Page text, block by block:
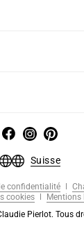
Suisse
confidentialité
cookies
Mentions
Pierlot. Tous